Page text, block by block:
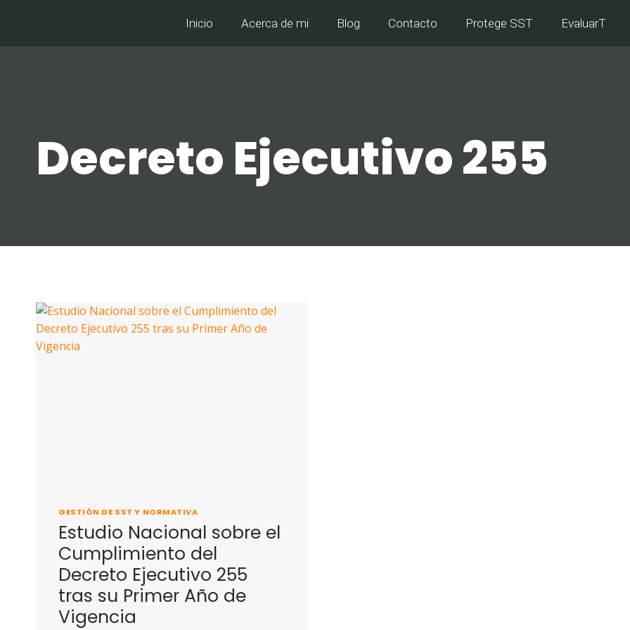
Inicio Acerca de mi Blog Contacto Protege SST EvaluarT
Decreto Ejecutivo 255
GESTIÓN DE SST Y NORMATIVA
Estudio Nacional sobre el
Cumplimiento del
Decreto Ejecutivo 255
tras su Primer Año de
Vigencia